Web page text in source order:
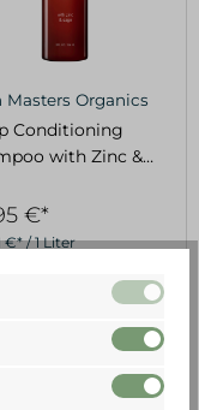
Masters Organics
Conditioning
with Zinc &
€* / 1 Liter
€*